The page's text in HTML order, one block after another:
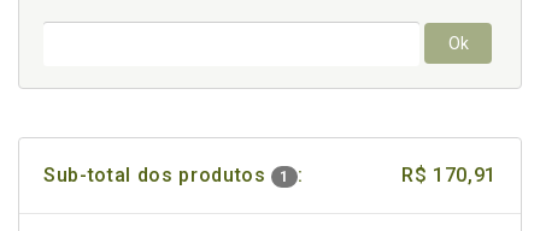
Ok
Sub-total dos produtos 1 : R$ 170,91